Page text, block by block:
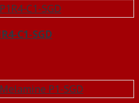
C1-SGD